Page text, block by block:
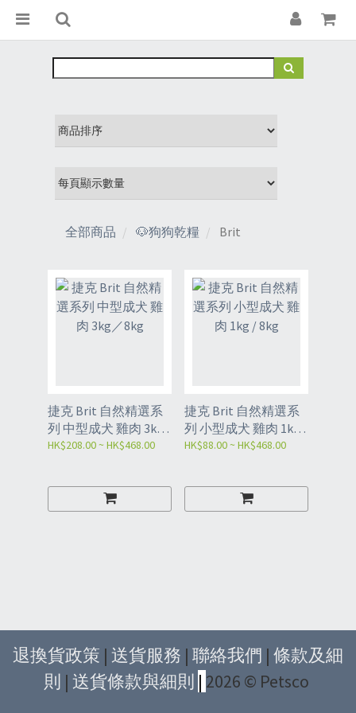
全部商品 🐶狗狗乾糧 Brit
捷克 Brit 自然精選系
列 中型成犬 雞肉 3kg
／8kg
HK$208.00 ~ HK$468.00
捷克 Brit 自然精選系
列 小型成犬 雞肉 1kg /
8kg
HK$88.00 ~ HK$468.00
退換貨政策 | 送貨服務 | 聯絡我們 | 條款及細
則 | 送貨條款與細則 | 2026 © Petsco